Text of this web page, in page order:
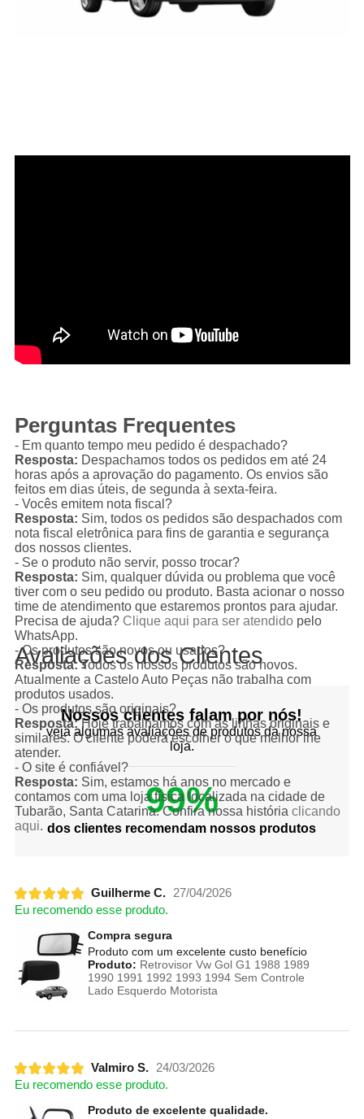
Perguntas Frequentes
- Em quanto tempo meu pedido é despachado?
Resposta: Despachamos todos os pedidos em até 24
horas após a aprovação do pagamento. Os envios são
feitos em dias úteis, de segunda à sexta-feira.
- Vocês emitem nota fiscal?
Resposta: Sim, todos os pedidos são despachados com
nota fiscal eletrônica para fins de garantia e segurança
dos nossos clientes.
- Se o produto não servir, posso trocar?
Resposta: Sim, qualquer dúvida ou problema que você
tiver com o seu pedido ou produto. Basta acionar o nosso
time de atendimento que estaremos prontos para ajudar.
Precisa de ajuda? Clique aqui para ser atendidopelo
WhatsApp.
- Os produtos são novos ou usados?
Resposta:Todos os nossos produtos são novos.
Atualmente a Castelo Auto Peças não trabalha com
produtos usados.
- Os produtos são originais?
Resposta:Hoje trabalhamos com as linhas originais e
similares. O cliente poderá escolher o que melhor lhe
atender.
- O site é confiável?
Resposta: Sim, estamos há anos no mercado e
contamos com uma loja física localizada na cidade de
Tubarão, Santa Catarina. Confira nossa história clicando
aqui.
Avaliações dos Clientes
Nossos clientes falam por nós!
veja algumas avaliações de produtos da nossa
loja.
99%
dos clientes recomendam nossos produtos
Guilherme C.
27/04/2026
Eu recomendo esse produto.
Compra segura
Produto com um excelente custo benefício
Produto: Retrovisor Vw Gol G1 1988 1989
1990 1991 1992 1993 1994 Sem Controle
Lado Esquerdo Motorista
Valmiro S.
24/03/2026
Eu recomendo esse produto.
Produto de excelente qualidade.